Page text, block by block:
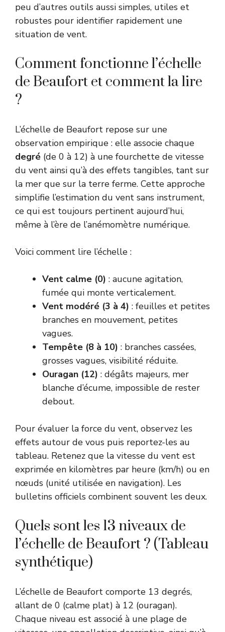
peu d’autres outils aussi simples, utiles et
robustes pour identifier rapidement une
situation de vent.
Comment fonctionne l’échelle
de Beaufort et comment la lire
?
L’échelle de Beaufort repose sur une
observation empirique : elle associe chaque
degré (de 0 à 12) à une fourchette de vitesse
du vent ainsi qu’à des effets tangibles, tant sur
la mer que sur la terre ferme. Cette approche
simplifie l’estimation du vent sans instrument,
ce qui est toujours pertinent aujourd’hui,
même à l’ère de l’anémomètre numérique.
Voici comment lire l’échelle :
Vent calme (0) : aucune agitation,
fumée qui monte verticalement.
Vent modéré (3 à 4) : feuilles et petites
branches en mouvement, petites
vagues.
Tempête (8 à 10) : branches cassées,
grosses vagues, visibilité réduite.
Ouragan (12) : dégâts majeurs, mer
blanche d’écume, impossible de rester
debout.
Pour évaluer la force du vent, observez les
effets autour de vous puis reportez-les au
tableau. Retenez que la vitesse du vent est
exprimée en kilomètres par heure (km/h) ou en
nœuds (unité utilisée en navigation). Les
bulletins officiels combinent souvent les deux.
Quels sont les 13 niveaux de
l’échelle de Beaufort ? (Tableau
synthétique)
L’échelle de Beaufort comporte 13 degrés,
allant de 0 (calme plat) à 12 (ouragan).
Chaque niveau est associé à une plage de